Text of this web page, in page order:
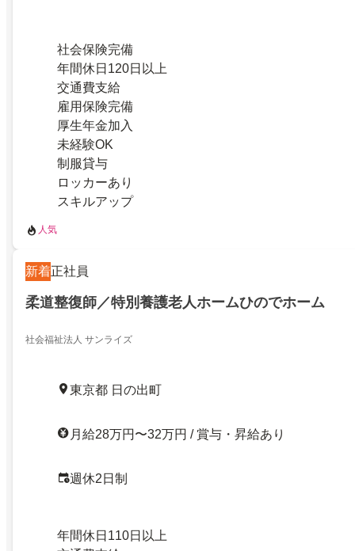
社会保険完備
年間休日120日以上
交通費支給
雇用保険完備
厚生年金加入
未経験OK
制服貸与
ロッカーあり
スキルアップ
人気
新着正社員
柔道整復師／特別養護老人ホームひのでホーム
社会福祉法人 サンライズ
東京都 日の出町
月給28万円〜32万円 / 賞与・昇給あり
週休2日制
年間休日110日以上